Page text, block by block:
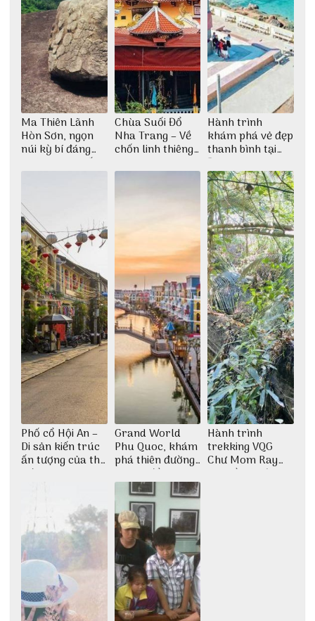
Ma Thiên Lãnh
Hòn Sơn, ngọn
núi kỳ bí đáng
khám phá nhất
Chùa Suối Đổ
Nha Trang – Về
chốn linh thiêng
thiền định
Hành trình
khám phá vẻ đẹp
thanh bình tại
Đảo Phú Quý
Phố cổ Hội An –
Di sản kiến trúc
ấn tượng của thế
giới
Grand World
Phu Quoc, khám
phá thiên đường
giải trí đầy sôi
động
Hành trình
trekking VQG
Chư Mom Ray
tìm về núi rừng